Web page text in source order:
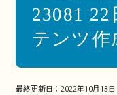
23081
テンツ作
最終更新日： 2022年10月13日